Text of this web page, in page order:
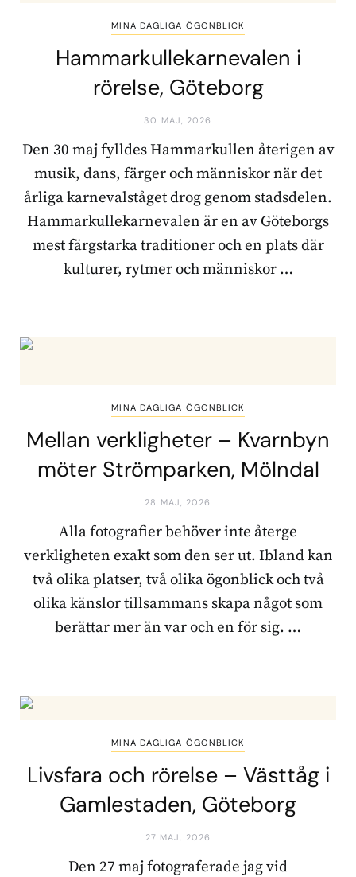
MINA DAGLIGA ÖGONBLICK
Hammarkullekarnevalen i
rörelse, Göteborg
30 MAJ, 2026
Den 30 maj fylldes Hammarkullen återigen av
musik, dans, färger och människor när det
årliga karnevalståget drog genom stadsdelen.
Hammarkullekarnevalen är en av Göteborgs
mest färgstarka traditioner och en plats där
kulturer, rytmer och människor …
MINA DAGLIGA ÖGONBLICK
Mellan verkligheter – Kvarnbyn
möter Strömparken, Mölndal
28 MAJ, 2026
Alla fotografier behöver inte återge
verkligheten exakt som den ser ut. Ibland kan
två olika platser, två olika ögonblick och två
olika känslor tillsammans skapa något som
berättar mer än var och en för sig. …
MINA DAGLIGA ÖGONBLICK
Livsfara och rörelse – Västtåg i
Gamlestaden, Göteborg
27 MAJ, 2026
Den 27 maj fotograferade jag vid